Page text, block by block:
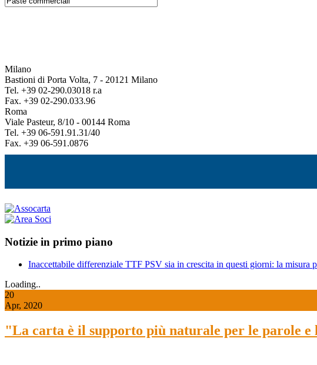
Milano
Bastioni di Porta Volta, 7 - 20121 Milano
Tel. +39 02-290.03018 r.a
Fax. +39 02-290.033.96
Roma
Viale Pasteur, 8/10 - 00144 Roma
Tel. +39 06-591.91.31/40
Fax. +39 06-591.0876
Notizie in primo piano
Inaccettabile differenziale TTF PSV sia in crescita in questi giorni: la misura
Loading..
20
Apr, 2020
"La carta è il supporto più naturale per le parole e